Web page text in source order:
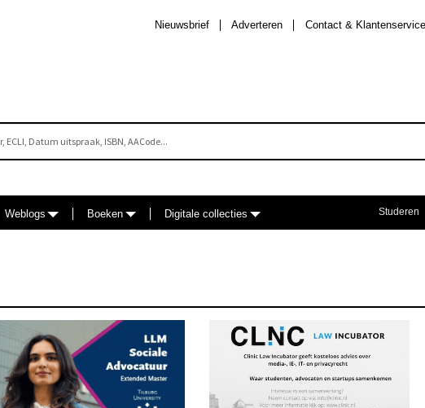
Contact & Klantenservice
Adverteren
Nieuwsbrief
Weblogs Boeken Digitale collecties Studeren